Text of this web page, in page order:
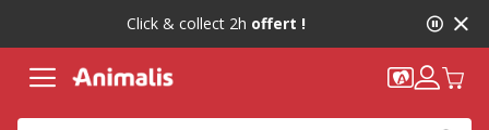
message,
Click & collect 2h offert !